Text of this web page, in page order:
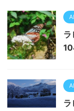
AI
ラ
AI
ラ